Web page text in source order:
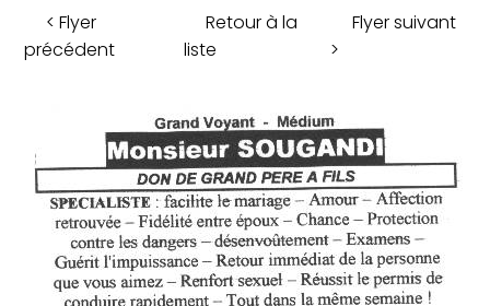
< Flyer
précédent
Retour à la
liste
Flyer suivant
>